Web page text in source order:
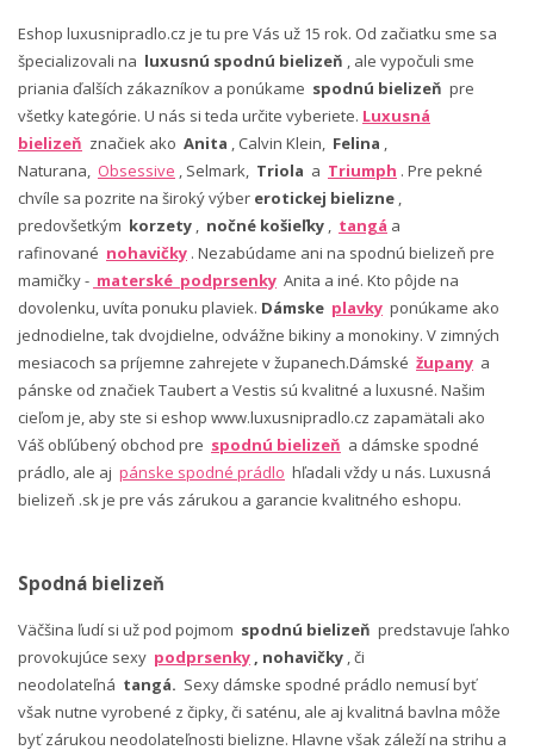
Eshop luxusnipradlo.cz je tu pre Vás už 15 rok. Od začiatku sme sa
špecializovali na luxusnú spodnú bielizeň , ale vypočuli sme
priania ďalších zákazníkov a ponúkame spodnú bielizeň pre
všetky kategórie. U nás si teda určite vyberiete. Luxusná
bielizeň značiek ako Anita , Calvin Klein, Felina
Naturana, Obsessive , Selmark, Triola a Triumph . Pre pekné
chvíle sa pozrite na široký výber erotickej bielizne
predovšetkým korzety nočné košieľky tangá a
rafinované nohavičky . Nezabúdame ani na spodnú bielizeň pre
mamičky - materské podprsenky Anita a iné. Kto pôjde na
dovolenku, uvíta ponuku plaviek. Dámske plavky ponúkame ako
jednodielne, tak dvojdielne, odvážne bikiny a monokiny. V zimných
mesiacoch sa príjemne zahrejete v županech.Dámské župany a
pánske od značiek Taubert a Vestis sú kvalitné a luxusné. Našim
cieľom je, aby ste si eshop www.luxusnipradlo.cz zapamätali ako
Váš obľúbený obchod pre spodnú bielizeň a dámske spodné
prádlo, ale aj pánske spodné prádlo hľadali vždy u nás. Luxusná
bielizeň .sk je pre vás zárukou a garancie kvalitného eshopu.
Spodná bielizeň
Väčšina ľudí si už pod pojmom spodnú bielizeň predstavuje ľahko
provokujúce sexy podprsenky , nohavičky , či
neodolateľná tangá. Sexy dámske spodné prádlo nemusí byť
však nutne vyrobené z čipky, či saténu, ale aj kvalitná bavlna môže
byť zárukou neodolateľnosti bielizne. Hlavne však záleží na strihu a